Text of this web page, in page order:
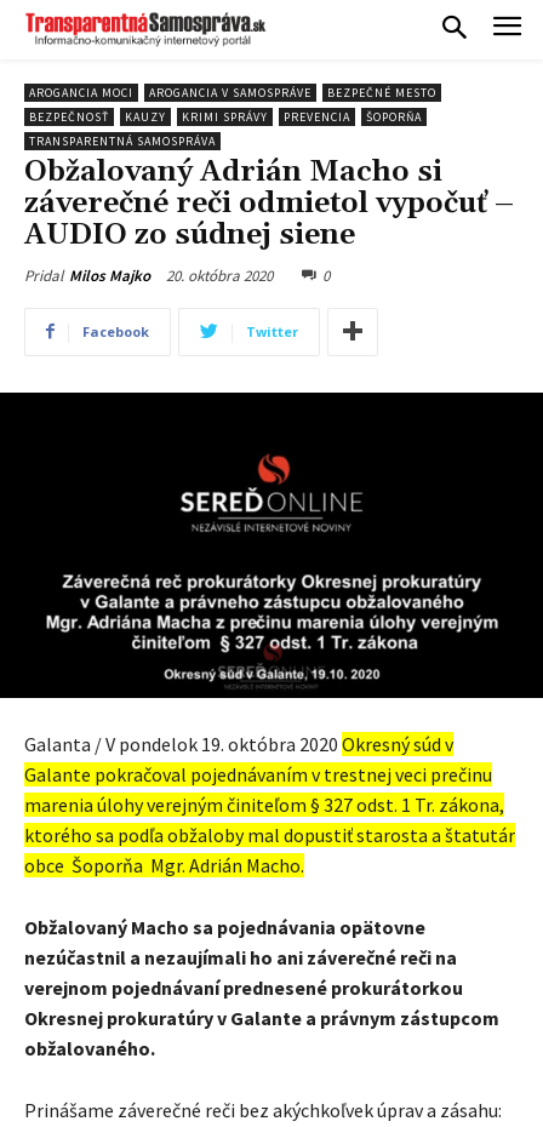
AROGANCIA MOCI AROGANCIA V SAMOSPRÁVE
BEZPEČNÉ MESTO
BEZPEČNOSŤ
KAUZY KRIMI SPRÁVY PREVENCIA
ŠOPORŇA
TRANSPARENTNÁ SAMOSPRÁVA
Obžalovaný Adrián Macho si
záverečné reči odmietol vypočuť –
AUDIO zo súdnej siene
Pridal Milos Majko 20. októbra 2020 0
Facebook Twitter
Galanta / V pondelok 19. októbra 2020 Okresný súd v
Galante pokračoval pojednávaním v trestnej veci prečinu
marenia úlohy verejným činiteľom § 327 odst. 1 Tr. zákona,
ktorého sa podľa obžaloby mal dopustiť starosta a štatutár
obce Šoporňa Mgr. Adrián Macho.
Obžalovaný Macho sa pojednávania opätovne
nezúčastnil a nezaujímali ho ani záverečné reči na
verejnom pojednávaní prednesené prokurátorkou
Okresnej prokuratúry v Galante a právnym zástupcom
obžalovaného.
Prinášame záverečné reči bez akýchkoľvek úprav a zásahu: